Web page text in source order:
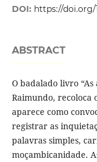
DOI: https://doi.org/
ABSTRACT
O badalado livro
Raimundo, recoloca
aparece como
registrar as
palavras simples,
moçambicanidade.